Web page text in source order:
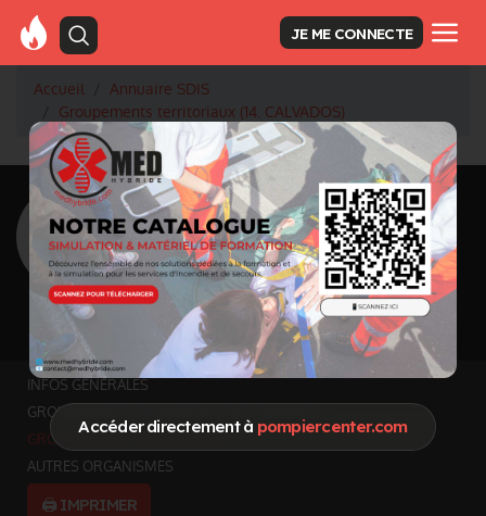
Accéder directement à pompiercenter.com
JE ME CONNECTE
Accueil
Annuaire SDIS
Groupements territoriaux (14. CALVADOS)
<Retour à la liste des SDIS
SDIS Calvados à
Caen (14)
DépartementCALVADOS
5 548 km² - 704 567 habitants
Informations mises à jour le 15 juin 2026
INFOS GÉNÉRALES
GROUPEMENTS ET SERVICES FONCTIONNELS
GROUPEMENTS TERRITORIAUX
AUTRES ORGANISMES
🖨️ IMPRIMER